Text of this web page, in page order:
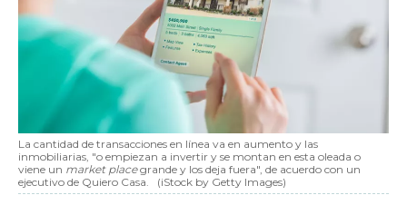
La cantidad de transacciones en línea va en aumento y las
inmobiliarias, "o empiezan a invertir y se montan en esta oleada o
viene un market placegrande y los deja fuera", de acuerdo con un
ejecutivo de Quiero Casa.
(iStock by Getty Images)